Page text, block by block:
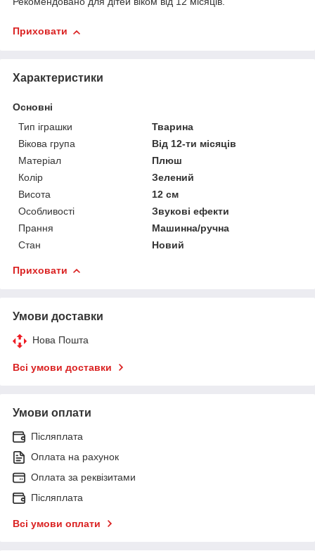
Приховати
Характеристики
Основні
Тип іграшки
Тварина
Вікова група
Від 12-ти місяців
Матеріал
Плюш
Колір
Зелений
Висота
12 см
Особливості
Звукові ефекти
Прання
Машинна/ручна
Стан
Новий
Приховати
Умови доставки
Нова Пошта
Всі умови доставки
Умови оплати
Післяплата
Оплата на рахунок
Оплата за реквізитами
Післяплата
Всі умови оплати